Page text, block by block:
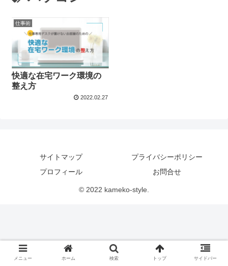
仕事術
快適な在宅ワーク環境の
整え方
2022.02.27
サイトマップ
プライバシーポリシー
プロフィール
お問合せ
© 2022 kameko-style.
メニュー ホーム 検索 トップ サイドバー